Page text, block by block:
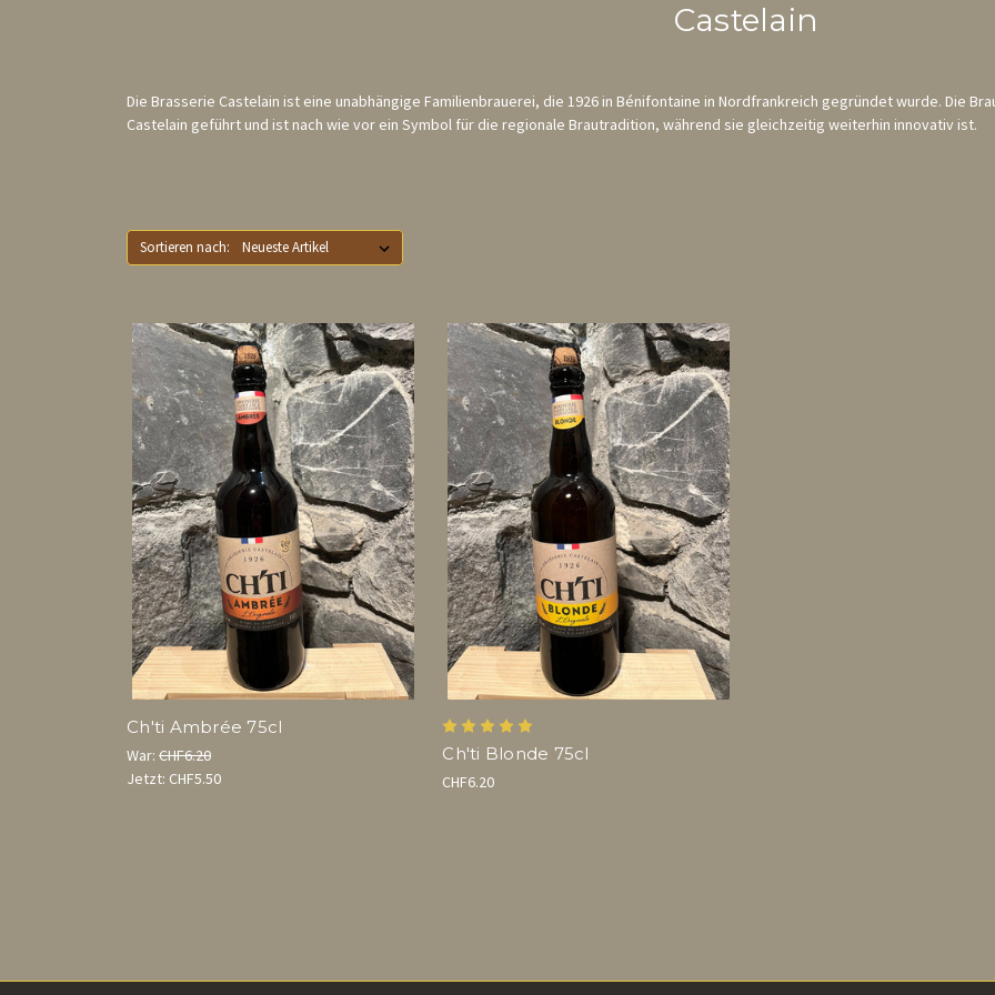
Castelain
Die Brasserie Castelain ist eine unabhängige Familienbrauerei, die 1926 in Bénifontaine in Nordfrankreich gegründet wurde. Die
Castelain geführt und ist nach wie vor ein Symbol für die regionale Brautradition, während sie gleichzeitig weiterhin innovativ ist.
Sortieren nach:
Ch'ti Ambrée 75cl
War: CHF6.20
Jetzt: CHF5.50
Ch'ti Blonde 75cl
CHF6.20